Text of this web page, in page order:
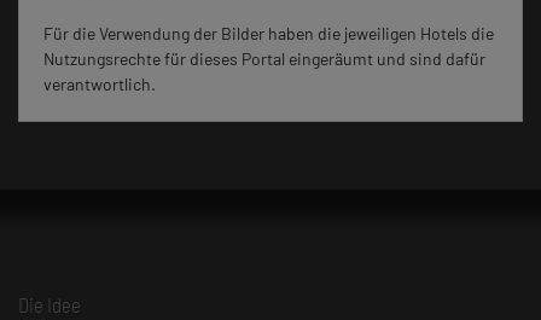
Für die Verwendung der Bilder haben die jeweiligen Hotels die
Nutzungsrechte für dieses Portal eingeräumt und sind dafür
verantwortlich.
Die Idee